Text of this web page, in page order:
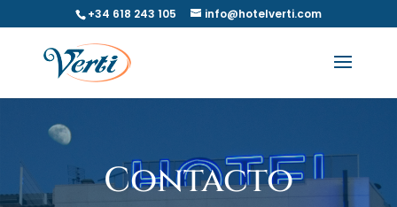
+34 618 243 105 info@hotelverti.com
Contacto